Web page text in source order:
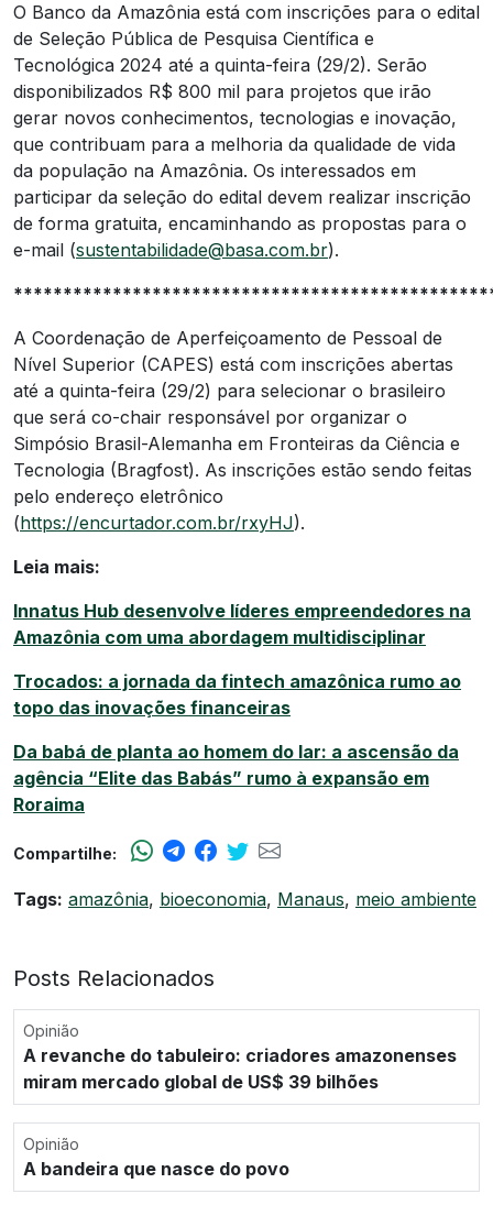
O Banco da Amazônia está com inscrições para o edital
de Seleção Pública de Pesquisa Científica e
Tecnológica 2024 até a quinta-feira (29/2). Serão
disponibilizados R$ 800 mil para projetos que irão
gerar novos conhecimentos, tecnologias e inovação,
que contribuam para a melhoria da qualidade de vida
da população na Amazônia. Os interessados em
participar da seleção do edital devem realizar inscrição
de forma gratuita, encaminhando as propostas para o
e-mail (sustentabilidade@basa.com.br).
A Coordenação de Aperfeiçoamento de Pessoal de
Nível Superior (CAPES) está com inscrições abertas
até a quinta-feira (29/2) para selecionar o brasileiro
que será co-chair responsável por organizar o
Simpósio Brasil-Alemanha em Fronteiras da Ciência e
Tecnologia (Bragfost). As inscrições estão sendo feitas
pelo endereço eletrônico
(https://encurtador.com.br/rxyHJ).
Leia mais:
Innatus Hub desenvolve líderes empreendedores na
Amazônia com uma abordagem multidisciplinar
Trocados: a jornada da fintech amazônica rumo ao
topo das inovações financeiras
Da babá de planta ao homem do lar: a ascensão da
agência “Elite das Babás” rumo à expansão em
Roraima
Compartilhe:
Tags: amazônia, bioeconomia, Manaus, meio ambiente
Posts Relacionados
Opinião
A revanche do tabuleiro: criadores amazonenses
miram mercado global de US$ 39 bilhões
Opinião
A bandeira que nasce do povo